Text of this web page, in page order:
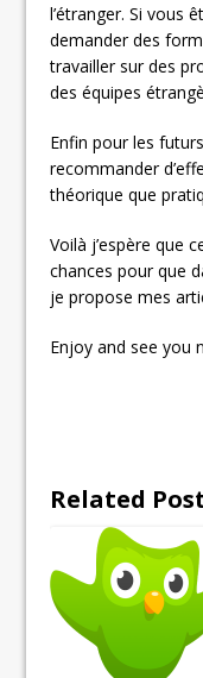
l’étranger. Si vous
demander des
travailler sur des
des équipes
Enfin pour les
recommander
théorique que
Voilà j’espère que
chances pour que
je propose mes
Enjoy and see you
Related